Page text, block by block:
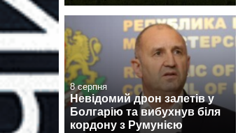
8 серпня
Невідомий дрон залетів у
Болгарію та вибухнув біля
кордону з Румунією